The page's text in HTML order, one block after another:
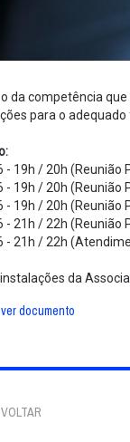
da competência
para o
- 19h / 20h (Reunião
- 19h / 20h (Reunião
- 19h / 20h (Reunião
- 21h / 22h (Reunião
- 21h / 22h
da
ver documento
VOLTAR